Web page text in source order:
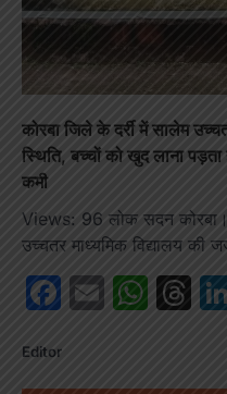
कोरबा जिले के दर्री में सालेम
स्थिति, बच्चों को खुद लाना
कमी
Views: 96 लोक सदन कोरबा।
उच्चतर माध्यमिक विद्यालय की
Facebook
Email
Editor